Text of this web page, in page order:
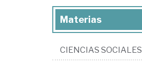
Materias
CIENCIAS SOCIALES